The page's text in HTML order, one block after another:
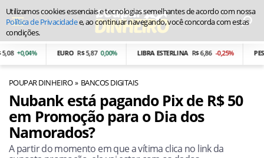
+0,04% EURO R$ 5,87 0,00% LIBRA ESTERLINA R$ 6,86 -0,25%
POUPAR DINHEIRO BANCOS DIGITAIS
Nubank está pagando Pix de R$ 50
em Promoção para o Dia dos
Namorados?
A partir do momento em que a vítima clica no link da
Utilizamos cookies essenciais e tecnologias semelhantes de acordo com nossa
Política de Privacidadee, ao continuar navegando, você concorda com estas
condições.